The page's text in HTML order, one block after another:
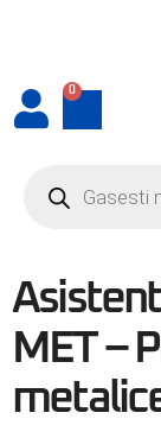
0
Asistent
MET –